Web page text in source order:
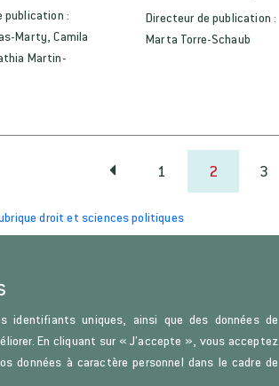
publication :
Marty, Camila
Martin-
Directeur de publication :
Marta Torre-Schaub
1 2 3
droit et sciences politiques
politique.
uniques, ainsi que des données de
En cliquant sur « J’accepte », vous acceptez
à caractère personnel dans le cadre de